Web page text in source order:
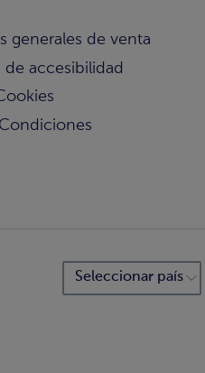
generales de venta
de accesibilidad